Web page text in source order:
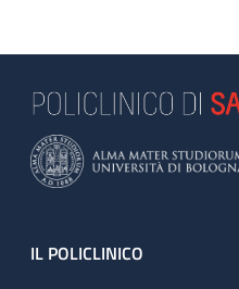
Footer
IL POLICLINICO